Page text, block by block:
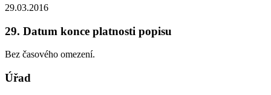
29.03.2016
29. Datum konce platnosti popisu
Bez časového omezení.
Úřad